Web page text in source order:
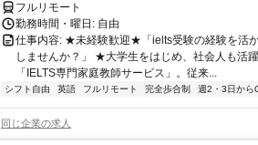
フルリモート
勤務時間・曜日: 自由
仕事内容: ★未経験歓迎★「ielts受験の経験を活
しませんか？」 ★大学生をはじめ、社会人も活
「IELTS専門家庭教師サービス」。従来...
シフト自由 英語 フルリモート 完全歩合制 週2・3日から
同じ企業の求人